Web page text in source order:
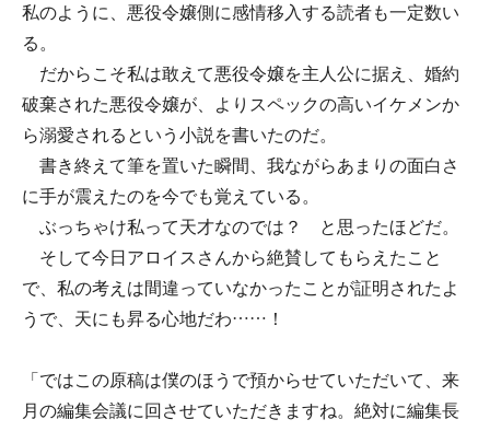
私のように、悪役令嬢側に感情移入する読者も一定数い
る。
だからこそ私は敢えて悪役令嬢を主人公に据え、婚約
破棄された悪役令嬢が、よりスペックの高いイケメンか
ら溺愛されるという小説を書いたのだ。
書き終えて筆を置いた瞬間、我ながらあまりの面白さ
に手が震えたのを今でも覚えている。
ぶっちゃけ私って天才なのでは？ と思ったほどだ。
そして今日アロイスさんから絶賛してもらえたこと
で、私の考えは間違っていなかったことが証明されたよ
うで、天にも昇る心地だわ……！
「ではこの原稿は僕のほうで預からせていただいて、来
月の編集会議に回させていただきますね。絶対に編集長